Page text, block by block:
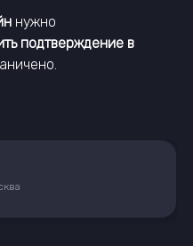
нужно
подтверждение в